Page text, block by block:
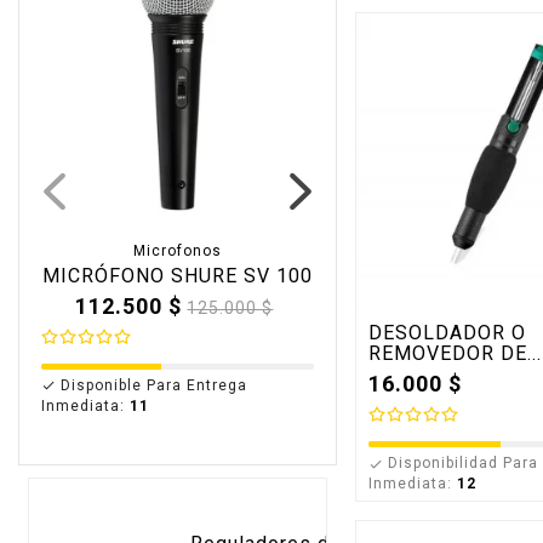
Microfonos
MICRÓFONO SHURE SV 100
Precio
112.500 $ Precio
base
125.000 $
 Disponible Para Entrega
Inmediata: 11
Multimetro-
Precio
80.727 $
base
Disponible Para
Inmediata:3
DESOLDADOR O
REMOVEDOR DE...
16.000 $
 Disponibilidad Para
Inmediata: 12